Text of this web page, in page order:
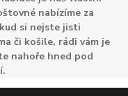
nabízíme za
si nejste jisti
či košile, rádi vám je
nahoře hned pod